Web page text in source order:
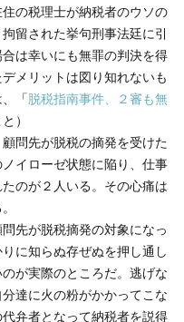
の税理士が納税者のウソの
留された挙句刑事法廷に引
は幸いにも無罪の判決を得
メリットは図り知れないも
「脱税指南事件、２審も無
）
問先が脱税の摘発を受けた
イローゼ状態に陥り、仕事
のが２人いる。その心痛は
先が脱税摘発の対象になっ
に知らぬ存ぜぬを押し通し
が実際のところだ。逃げな
達に火の粉がかかってこな
弁者となって納税者を説得